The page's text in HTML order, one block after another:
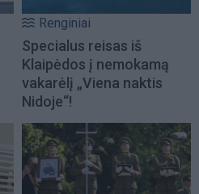
Renginiai
Specialus reisas iš
Klaipėdos į nemokamą
vakarėlį „Viena naktis
Nidoje“!